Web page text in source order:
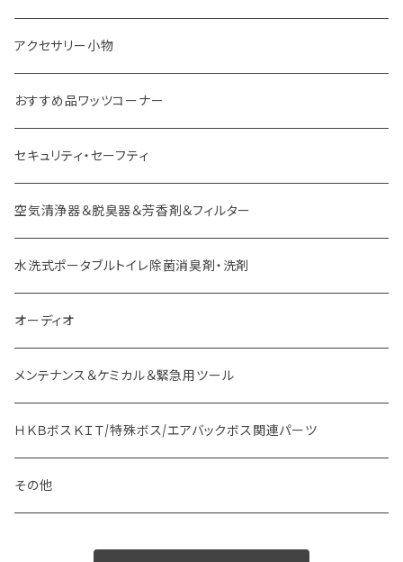
イスズ車用 ボス
外車用 ボス
アクセサリー小物
おすすめ品ワッツコーナー
セキュリティ・セーフティ
空気清浄器＆脱臭器＆芳香剤＆フィルター
水洗式ポータブルトイレ除菌消臭剤・洗剤
オーディオ
メンテナンス＆ケミカル＆緊急用ツール
ＨＫＢボスＫＩＴ/特殊ボス/エアバックボス関連パーツ
その他